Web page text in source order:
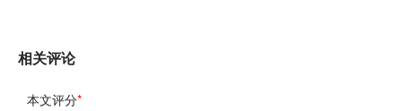
相关评论
本文评分*